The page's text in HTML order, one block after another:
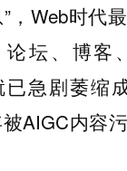
，Web时代
坛、博客
急剧萎缩
AIGC内容